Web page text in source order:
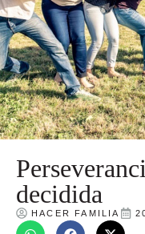
decidida
HACER FAMILIA